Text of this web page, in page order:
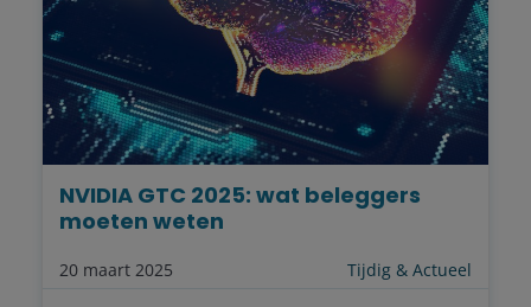
20 maart 2025 Tijdig & Actueel
NVIDIA GTC 2025: wat beleggers
moeten weten